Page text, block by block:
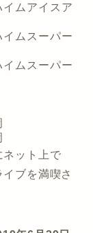
ムアイスア
ムスーパー
ムスーパー
ネット上で
ブを満喫さ